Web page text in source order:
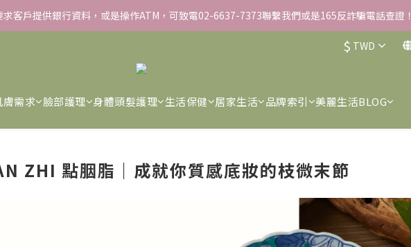
保濕面膜/盒 ➋滿１８８８贈▸蒸氣熱敷眼罩/盒 ❸滿３３８８贈▸積雪草柔敏舒緩水凝霜EX/瓶
客戶提供銀行資料，或是操作ATM，可致電02-6637-7373聯繫我們或是165反詐騙電話查證！
力保濕面膜/盒 ➋滿１８８８贈▸蒸氣熱敷眼罩/盒 ❸滿３３８８贈▸積雪草柔敏舒緩水凝霜EX/瓶
$ TWD
膚需求 臉部護理 身體頭髮護理 生活保健 居家生活 品牌索引 美麗生活BLOG
ZHI 點胭脂｜成就你質感底妝的枝微末節